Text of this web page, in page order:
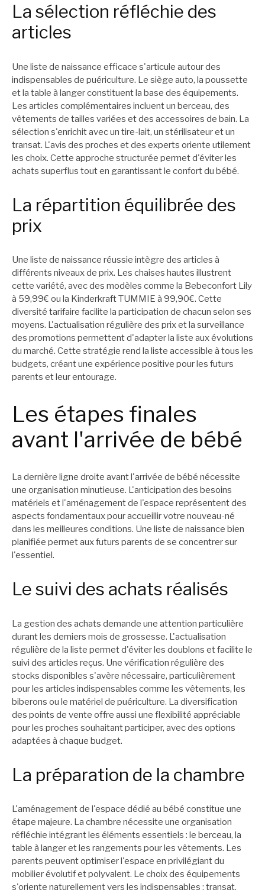
La sélection réfléchie des
articles
Une liste de naissance efficace s'articule autour des
indispensables de puériculture. Le siège auto, la poussette
et la table à langer constituent la base des équipements.
Les articles complémentaires incluent un berceau, des
vêtements de tailles variées et des accessoires de bain. La
sélection s'enrichit avec un tire-lait, un stérilisateur et un
transat. L'avis des proches et des experts oriente utilement
les choix. Cette approche structurée permet d'éviter les
achats superflus tout en garantissant le confort du bébé.
La répartition équilibrée des
prix
Une liste de naissance réussie intègre des articles à
différents niveaux de prix. Les chaises hautes illustrent
cette variété, avec des modèles comme la Bebeconfort Lily
à 59,99€ ou la Kinderkraft TUMMIE à 99,90€. Cette
diversité tarifaire facilite la participation de chacun selon ses
moyens. L'actualisation régulière des prix et la surveillance
des promotions permettent d'adapter la liste aux évolutions
du marché. Cette stratégie rend la liste accessible à tous les
budgets, créant une expérience positive pour les futurs
parents et leur entourage.
Les étapes finales
avant l'arrivée de bébé
La dernière ligne droite avant l'arrivée de bébé nécessite
une organisation minutieuse. L'anticipation des besoins
matériels et l'aménagement de l'espace représentent des
aspects fondamentaux pour accueillir votre nouveau-né
dans les meilleures conditions. Une liste de naissance bien
planifiée permet aux futurs parents de se concentrer sur
l'essentiel.
Le suivi des achats réalisés
La gestion des achats demande une attention particulière
durant les derniers mois de grossesse. L'actualisation
régulière de la liste permet d'éviter les doublons et facilite le
suivi des articles reçus. Une vérification régulière des
stocks disponibles s'avère nécessaire, particulièrement
pour les articles indispensables comme les vêtements, les
biberons ou le matériel de puériculture. La diversification
des points de vente offre aussi une flexibilité appréciable
pour les proches souhaitant participer, avec des options
adaptées à chaque budget.
La préparation de la chambre
L'aménagement de l'espace dédié au bébé constitue une
étape majeure. La chambre nécessite une organisation
réfléchie intégrant les éléments essentiels : le berceau, la
table à langer et les rangements pour les vêtements. Les
parents peuvent optimiser l'espace en privilégiant du
mobilier évolutif et polyvalent. Le choix des équipements
s'oriente naturellement vers les indispensables : transat,